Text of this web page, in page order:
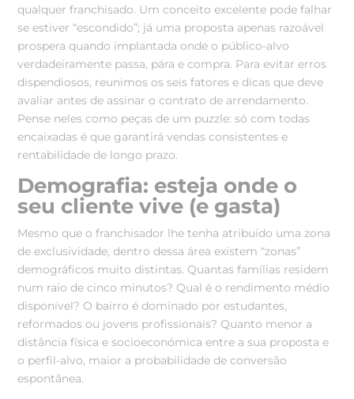
qualquer franchisado. Um conceito excelente pode falhar
se estiver “escondido”; já uma proposta apenas razoável
prospera quando implantada onde o público-alvo
verdadeiramente passa, pára e compra. Para evitar erros
dispendiosos, reunimos os seis fatores e dicas que deve
avaliar antes de assinar o contrato de arrendamento.
Pense neles como peças de um puzzle: só com todas
encaixadas é que garantirá vendas consistentes e
rentabilidade de longo prazo.
Demografia: esteja onde o
seu cliente vive (e gasta)
Mesmo que o franchisador lhe tenha atribuído uma zona
de exclusividade, dentro dessa área existem “zonas”
demográficos muito distintas. Quantas famílias residem
num raio de cinco minutos? Qual é o rendimento médio
disponível? O bairro é dominado por estudantes,
reformados ou jovens profissionais? Quanto menor a
distância física e socioeconómica entre a sua proposta e
o perfil-alvo, maior a probabilidade de conversão
espontânea.